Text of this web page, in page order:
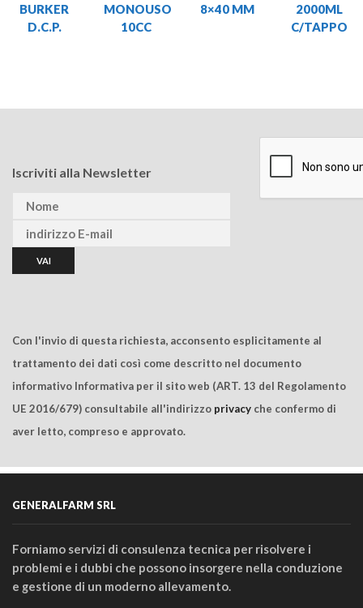
BURKER
D.C.P.
MONOUSO
10CC
8×40 MM
2000ML
C/TAPPO
Iscriviti alla Newsletter
Con l'invio di questa richiesta, acconsento esplicitamente al
trattamento dei dati così come descritto nel documento
informativo Informativa per il sito web (ART. 13 del Regolamento
UE 2016/679) consultabile all'indirizzo privacy che confermo di
aver letto, compreso e approvato.
GENERALFARM SRL
Forniamo servizi di consulenza tecnica per risolvere i
problemi e i dubbi che possono insorgere nella conduzione
e gestione di un moderno allevamento.